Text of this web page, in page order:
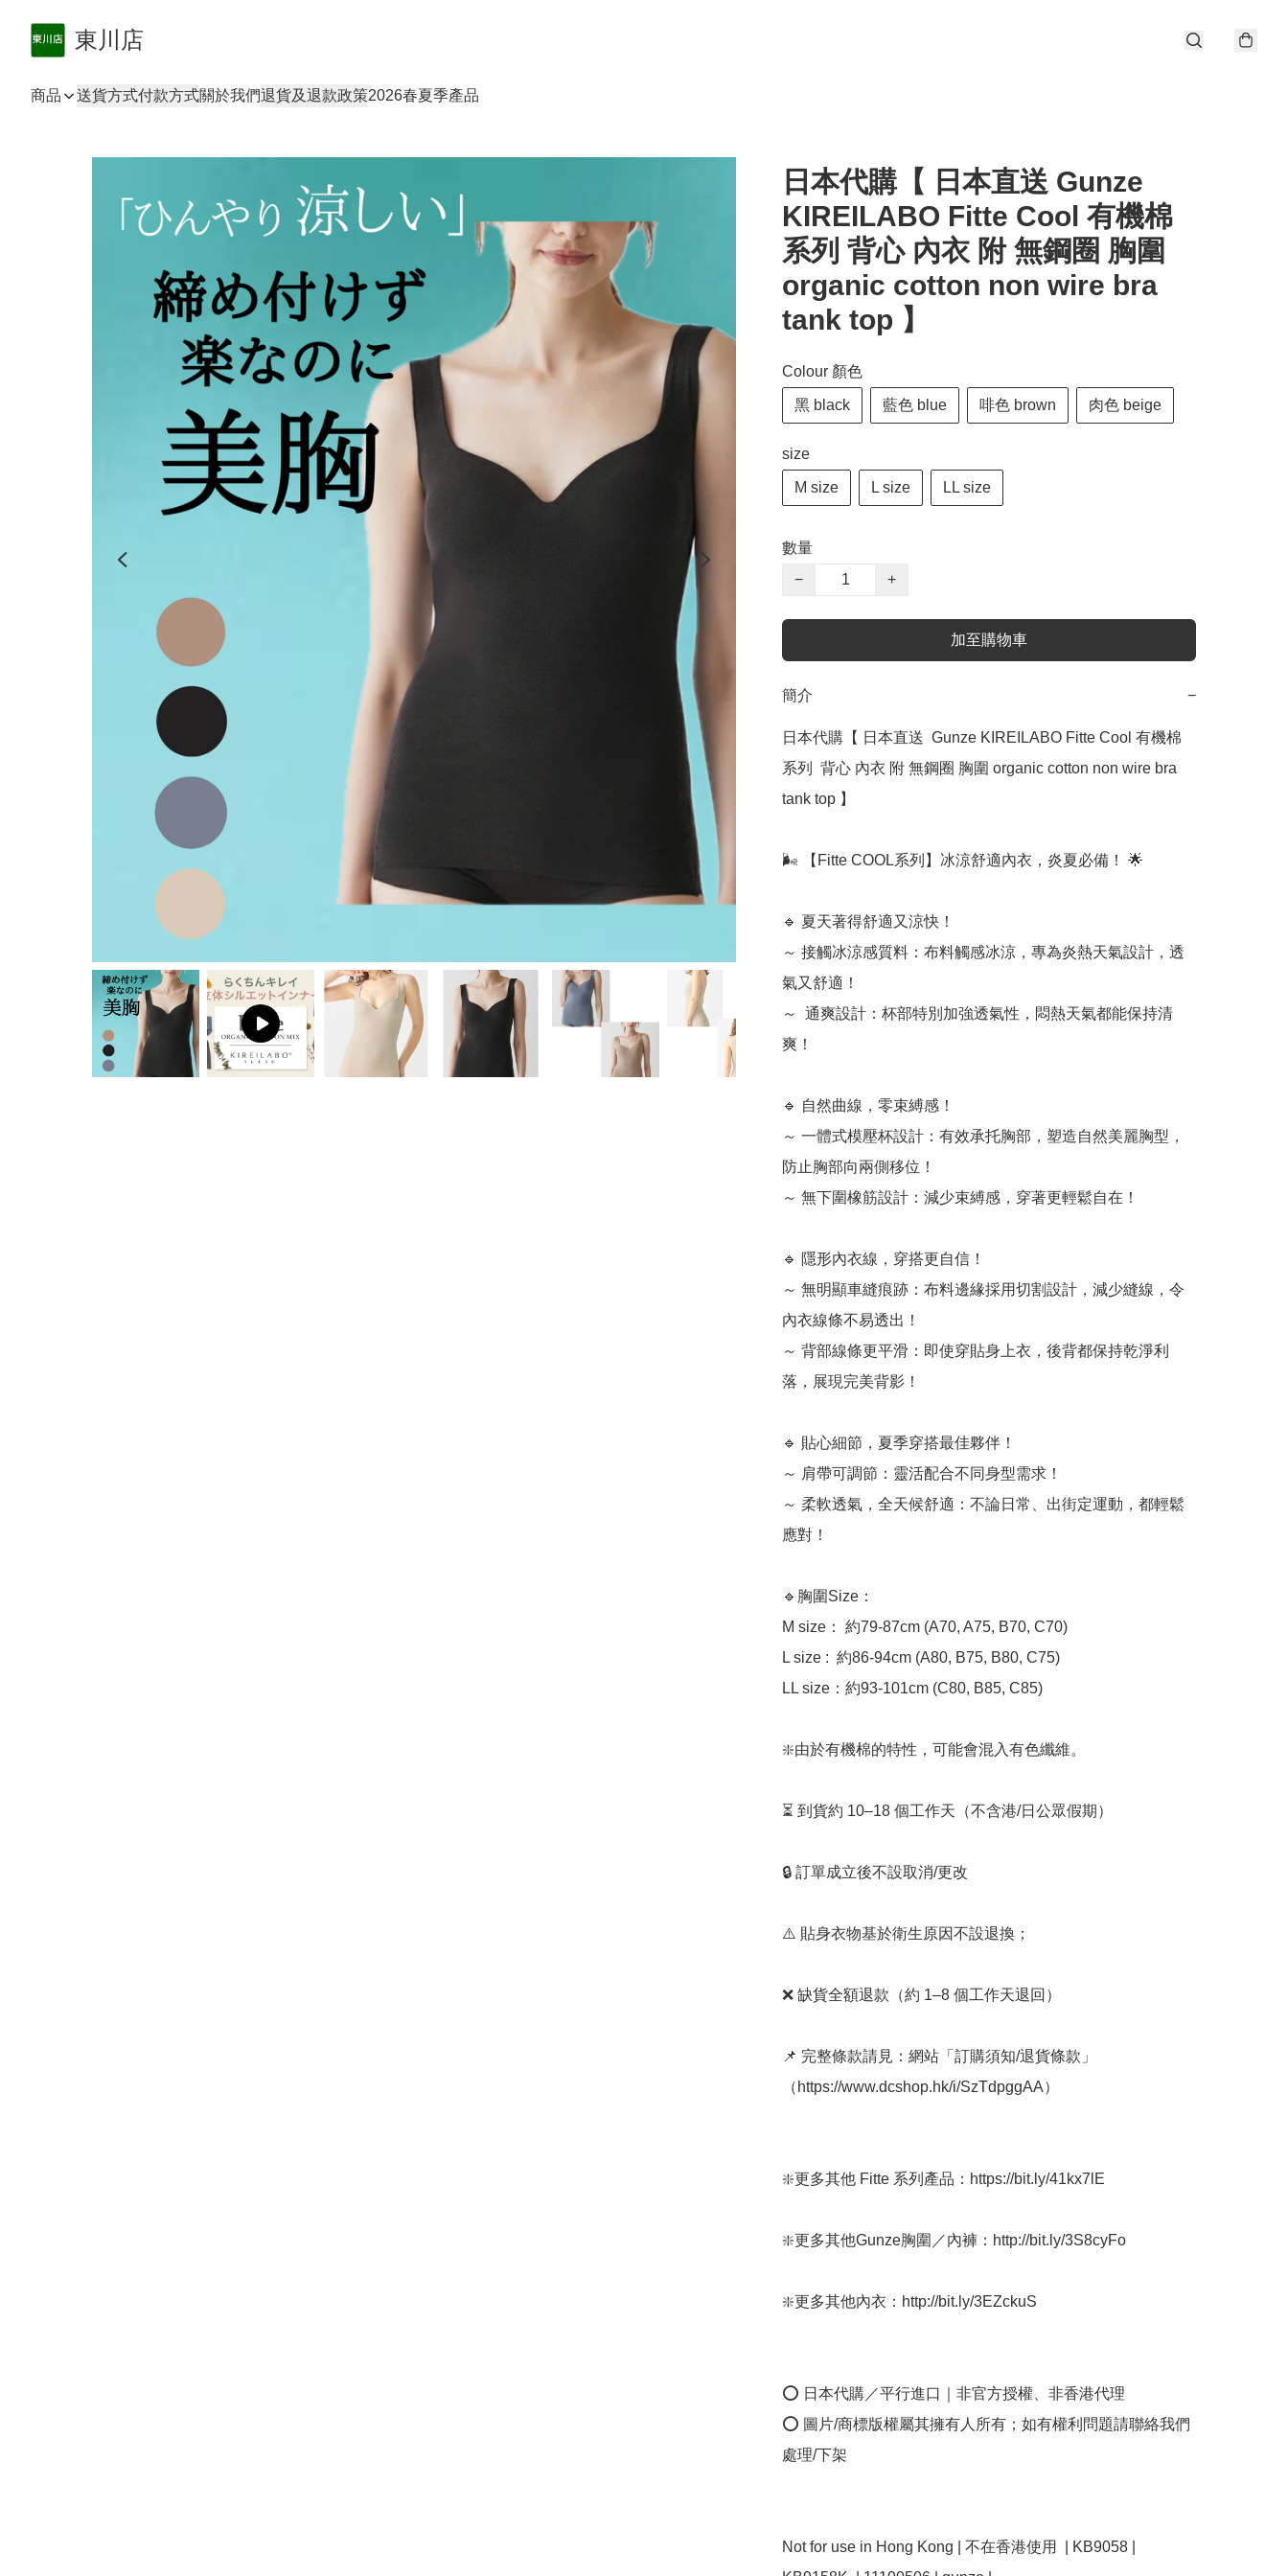
東川店
商品 送貨方式付款方式關於我們退貨及退款政策2026春夏季產品
日本代購【 日本直送 Gunze
KIREILABO Fitte Cool 有機棉
系列 背心 內衣 附 無鋼圈 胸圍
organic cotton non wire bra
tank top 】
Colour 顏色
黑 black 藍色 blue 啡色 brown 肉色 beige
size
M size L size LL size
數量
−
+
加至購物車
簡介 −
日本代購【 日本直送  Gunze KIREILABO Fitte Cool 有機棉
系列  背心 內衣 附 無鋼圈 胸圍 organic cotton non wire bra
tank top 】
🌬️ 【Fitte COOL系列】冰涼舒適內衣，炎夏必備！ 🌟
🔹 夏天著得舒適又涼快！
～ 接觸冰涼感質料：布料觸感冰涼，專為炎熱天氣設計，透
氣又舒適！
～  通爽設計：杯部特別加強透氣性，悶熱天氣都能保持清
爽！
🔹 自然曲線，零束縛感！
～ 一體式模壓杯設計：有效承托胸部，塑造自然美麗胸型，
防止胸部向兩側移位！
～ 無下圍橡筋設計：減少束縛感，穿著更輕鬆自在！
🔹 隱形內衣線，穿搭更自信！
～ 無明顯車縫痕跡：布料邊緣採用切割設計，減少縫線，令
內衣線條不易透出！
～ 背部線條更平滑：即使穿貼身上衣，後背都保持乾淨利
落，展現完美背影！
🔹 貼心細節，夏季穿搭最佳夥伴！
～ 肩帶可調節：靈活配合不同身型需求！
～ 柔軟透氣，全天候舒適：不論日常、出街定運動，都輕鬆
應對！
🔹胸圍Size：
M size： 約79-87cm (A70, A75, B70, C70)
L size :  約86-94cm (A80, B75, B80, C75)
LL size：約93-101cm (C80, B85, C85)
❇️由於有機棉的特性，可能會混入有色纖維。
⏳ 到貨約 10–18 個工作天（不含港/日公眾假期）
🔒 訂單成立後不設取消/更改
⚠️ 貼身衣物基於衛生原因不設退換；
❌ 缺貨全額退款（約 1–8 個工作天退回）
📌 完整條款請見：網站「訂購須知/退貨條款」
（https://www.dcshop.hk/i/SzTdpggAA）
❇️更多其他 Fitte 系列產品：https://bit.ly/41kx7lE
❇️更多其他Gunze胸圍／內褲：http://bit.ly/3S8cyFo
❇️更多其他內衣：http://bit.ly/3EZckuS
⭕ 日本代購／平行進口｜非官方授權、非香港代理
⭕ 圖片/商標版權屬其擁有人所有；如有權利問題請聯絡我們
處理/下架
Not for use in Hong Kong | 不在香港使用  | KB9058 |